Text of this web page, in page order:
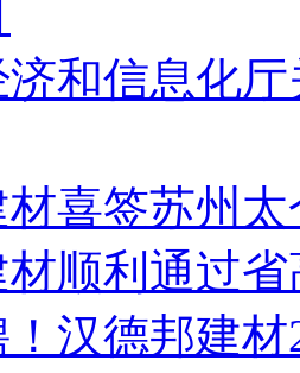
和信息化
喜签苏州
顺利通过
汉德邦建